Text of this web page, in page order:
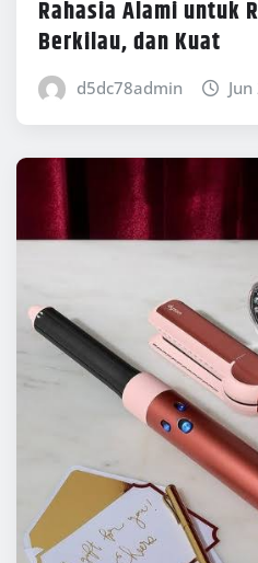
Rahasia Alami untuk
Berkilau, dan Kuat
d5dc78admin